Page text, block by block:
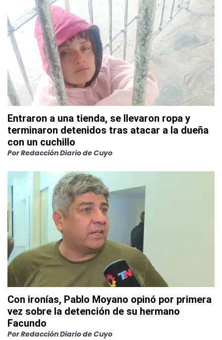
Entraron a una tienda, se llevaron ropa y
terminaron detenidos tras atacar a la dueña
con un cuchillo
PorRedacción Diario de Cuyo
Con ironías, Pablo Moyano opinó por primera
vez sobre la detención de su hermano
Facundo
PorRedacción Diario de Cuyo